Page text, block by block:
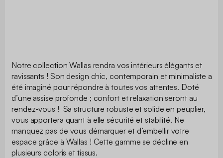
Notre collection Wallas rendra vos intérieurs élégants et
ravissants ! Son design chic, contemporain et minimaliste a
été imaginé pour répondre à toutes vos attentes. Doté
d’une assise profonde ; confort et relaxation seront au
rendez-vous ! Sa structure robuste et solide en peuplier,
vous apportera quant à elle sécurité et stabilité. Ne
manquez pas de vous démarquer et d’embellir votre
espace grâce à Wallas ! Cette gamme se décline en
plusieurs coloris et tissus.